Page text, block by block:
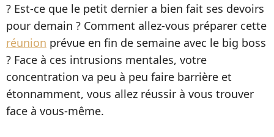
? Est-ce que le petit dernier a bien fait ses devoirs
pour demain ? Comment allez-vous préparer cette
réunion prévue en fin de semaine avec le big boss
? Face à ces intrusions mentales, votre
concentration va peu à peu faire barrière et
étonnamment, vous allez réussir à vous trouver
face à vous-même.